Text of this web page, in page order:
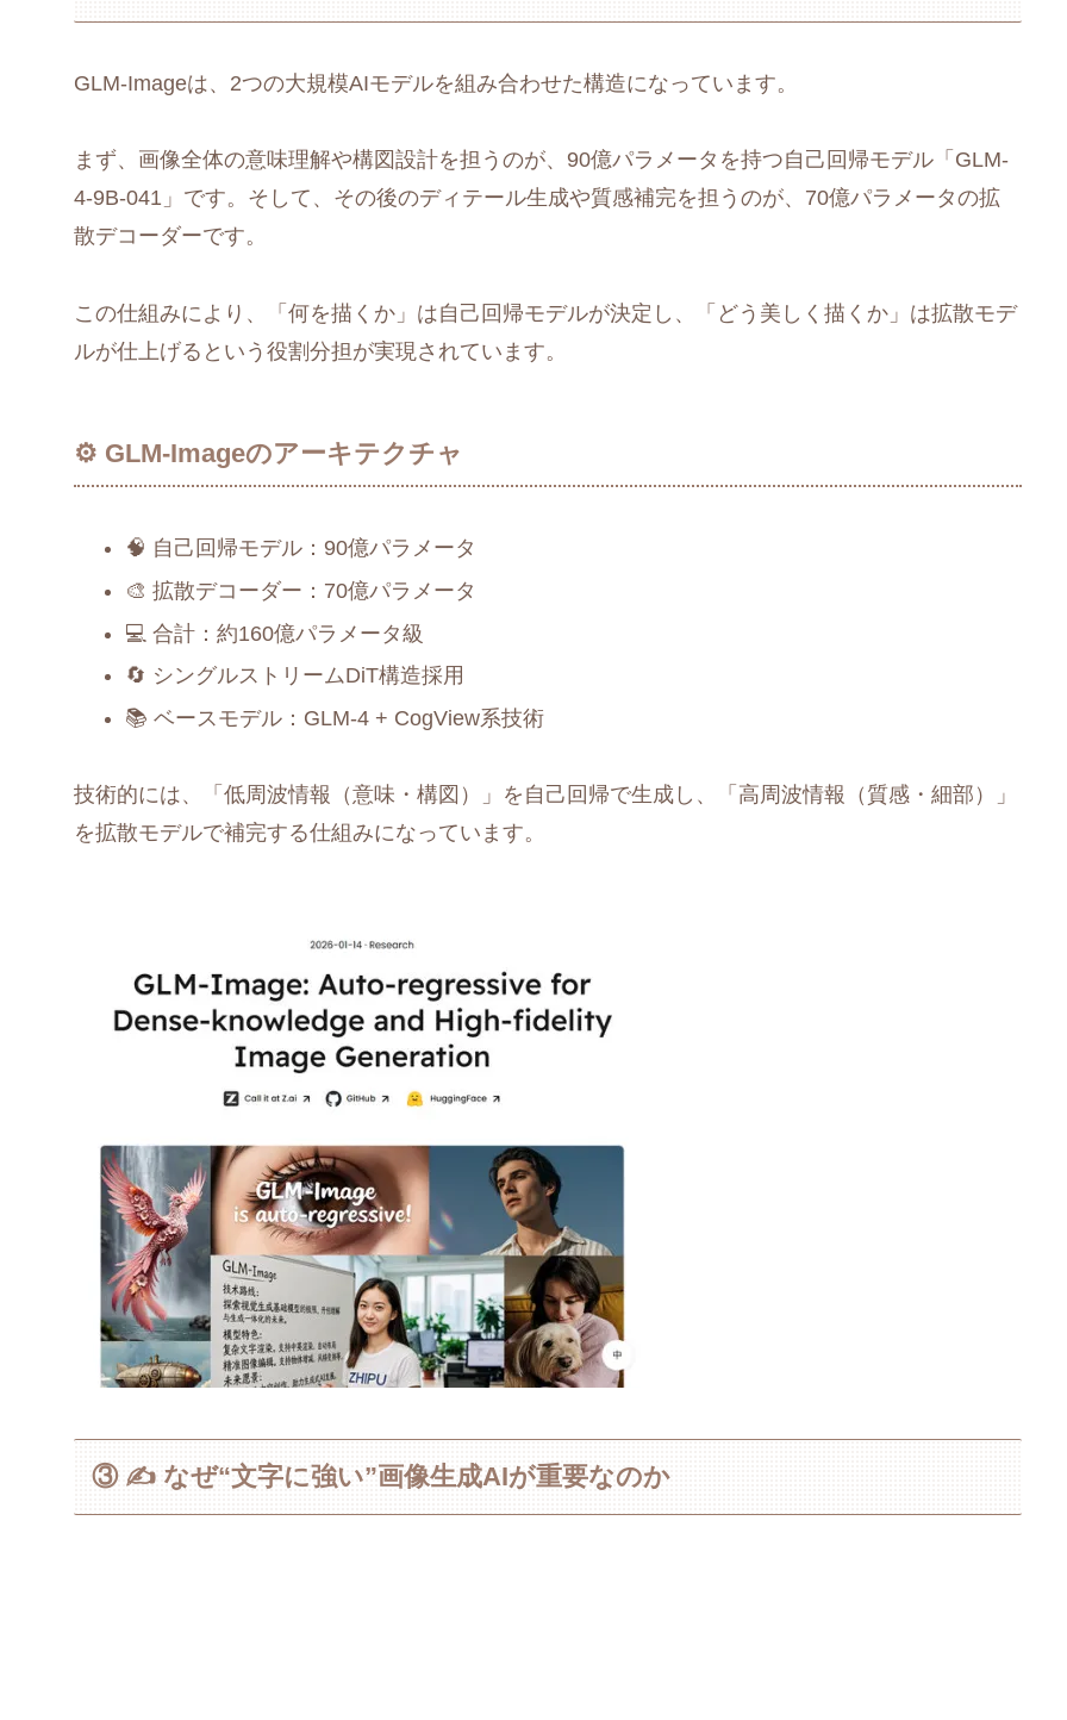
GLM-Imageは、2つの大規模AIモデルを組み合わせた構造になっています。
まず、画像全体の意味理解や構図設計を担うのが、90億パラメータを持つ自己回帰モデル「GLM-
4-9B-041」です。そして、その後のディテール生成や質感補完を担うのが、70億パラメータの拡
散デコーダーです。
この仕組みにより、「何を描くか」は自己回帰モデルが決定し、「どう美しく描くか」は拡散モデ
ルが仕上げるという役割分担が実現されています。
⚙️ GLM-Imageのアーキテクチャ
🧠 自己回帰モデル：90億パラメータ
🎨 拡散デコーダー：70億パラメータ
💻 合計：約160億パラメータ級
🔄 シングルストリームDiT構造採用
📚 ベースモデル：GLM-4 + CogView系技術
技術的には、「低周波情報（意味・構図）」を自己回帰で生成し、「高周波情報（質感・細部）」
を拡散モデルで補完する仕組みになっています。
③ ✍️ なぜ“文字に強い”画像生成AIが重要なのか